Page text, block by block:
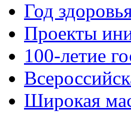
Год
Проекты
100-летие
Широкая